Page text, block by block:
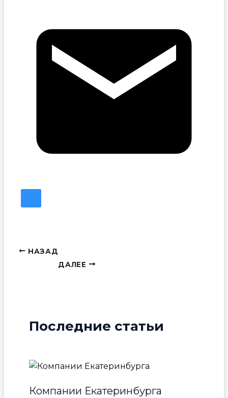
НАЗАД
ДАЛЕЕ
Последние статьи
Компании Екатеринбурга